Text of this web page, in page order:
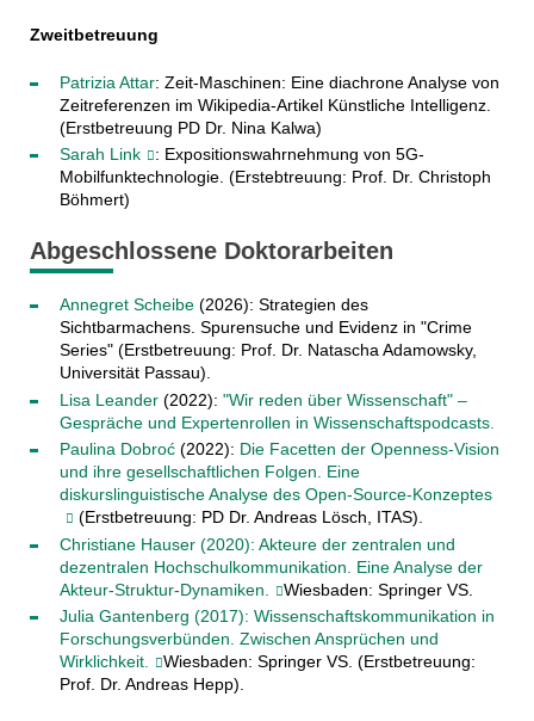
Zweitbetreuung
Patrizia Attar: Zeit-Maschinen: Eine diachrone Analyse von
Zeitreferenzen im Wikipedia-Artikel Künstliche Intelligenz.
(Erstbetreuung PD Dr. Nina Kalwa)
Sarah Link
: Expositionswahrnehmung von 5G-
Mobilfunktechnologie. (Erstebtreuung: Prof. Dr. Christoph
Böhmert)
Abgeschlossene Doktorarbeiten
Annegret Scheibe(2026): Strategien des
Sichtbarmachens. Spurensuche und Evidenz in "Crime
Series" (Erstbetreuung: Prof. Dr. Natascha Adamowsky,
Universität Passau).
Lisa Leander(2022): "Wir reden über Wissenschaft" –
Gespräche und Expertenrollen in Wissenschaftspodcasts.
Paulina Dobroć(2022): Die Facetten der Openness-Vision
und ihre gesellschaftlichen Folgen. Eine
diskurslinguistische Analyse des Open-Source-Konzeptes
(Erstbetreuung: PD Dr. Andreas Lösch, ITAS).
Christiane Hauser (2020): Akteure der zentralen und
dezentralen Hochschulkommunikation. Eine Analyse der
Akteur-Struktur-Dynamiken.
Wiesbaden: Springer VS.
Julia Gantenberg (2017): Wissenschaftskommunikation in
Forschungsverbünden. Zwischen Ansprüchen und
Wirklichkeit.
Wiesbaden: Springer VS. (Erstbetreuung:
Prof. Dr. Andreas Hepp).